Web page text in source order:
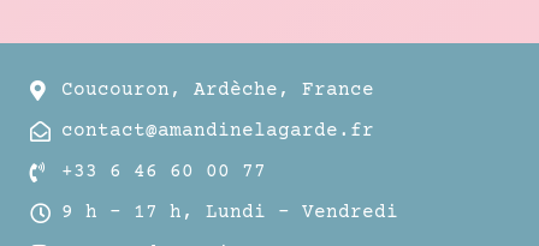
Coucouron, Ardèche, France
contact@amandinelagarde.fr
+33 6 46 60 00 77
9 h – 17 h, Lundi – Vendredi